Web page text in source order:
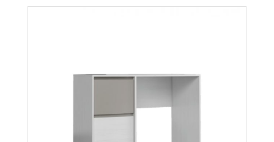
Więcej